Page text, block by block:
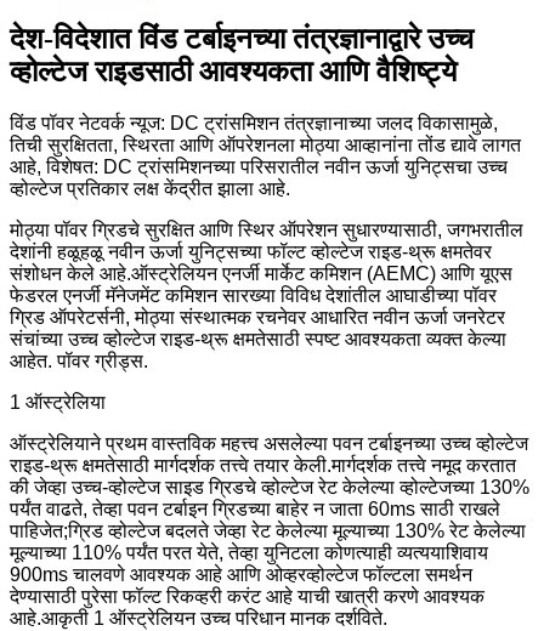
देश-विदेशात विंड टर्बाइनच्या तंत्रज्ञानाद्वारे उच्च
व्होल्टेज राइडसाठी आवश्यकता आणि वैशिष्ट्ये
विंड पॉवर नेटवर्क न्यूज: DC ट्रांसमिशन तंत्रज्ञानाच्या जलद विकासामुळे,
तिची सुरक्षितता, स्थिरता आणि ऑपरेशनला मोठ्या आव्हानांना तोंड द्यावे लागत
आहे, विशेषत: DC ट्रांसमिशनच्या परिसरातील नवीन ऊर्जा युनिट्सचा उच्च
व्होल्टेज प्रतिकार लक्ष केंद्रीत झाला आहे.
मोठ्या पॉवर ग्रिडचे सुरक्षित आणि स्थिर ऑपरेशन सुधारण्यासाठी, जगभरातील
देशांनी हळूहळू नवीन ऊर्जा युनिट्सच्या फॉल्ट व्होल्टेज राइड-थ्रू क्षमतेवर
संशोधन केले आहे.ऑस्ट्रेलियन एनर्जी मार्केट कमिशन (AEMC) आणि यूएस
फेडरल एनर्जी मॅनेजमेंट कमिशन सारख्या विविध देशांतील आघाडीच्या पॉवर
ग्रिड ऑपरेटर्सनी, मोठ्या संस्थात्मक रचनेवर आधारित नवीन ऊर्जा जनरेटर
संचांच्या उच्च व्होल्टेज राइड-थ्रू क्षमतेसाठी स्पष्ट आवश्यकता व्यक्त केल्या
आहेत. पॉवर ग्रीड्स.
1 ऑस्ट्रेलिया
ऑस्ट्रेलियाने प्रथम वास्तविक महत्त्व असलेल्या पवन टर्बाइनच्या उच्च व्होल्टेज
राइड-थ्रू क्षमतेसाठी मार्गदर्शक तत्त्वे तयार केली.मार्गदर्शक तत्त्वे नमूद करतात
की जेव्हा उच्च-व्होल्टेज साइड ग्रिडचे व्होल्टेज रेट केलेल्या व्होल्टेजच्या 130%
पर्यंत वाढते, तेव्हा पवन टर्बाइन ग्रिडच्या बाहेर न जाता 60ms साठी राखले
पाहिजेत;ग्रिड व्होल्टेज बदलते जेव्हा रेट केलेल्या मूल्याच्या 130% रेट केलेल्या
मूल्याच्या 110% पर्यंत परत येते, तेव्हा युनिटला कोणत्याही व्यत्ययाशिवाय
900ms चालवणे आवश्यक आहे आणि ओव्हरव्होल्टेज फॉल्टला समर्थन
देण्यासाठी पुरेसा फॉल्ट रिकव्हरी करंट आहे याची खात्री करणे आवश्यक
आहे.आकृती 1 ऑस्ट्रेलियन उच्च परिधान मानक दर्शविते.